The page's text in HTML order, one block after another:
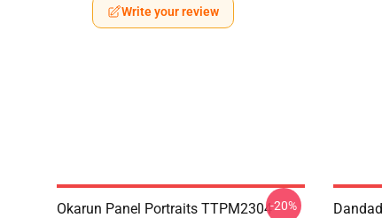
Write your review
Okarun Panel Portraits TTPM2304-20%